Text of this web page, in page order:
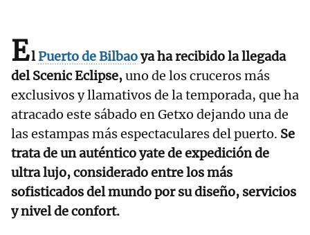
ElPuerto de Bilbaoya ha recibido la llegada
del Scenic Eclipse,uno de los cruceros más
exclusivos y llamativos de la temporada, que ha
atracado este sábado en Getxo dejando una de
las estampas más espectaculares del puerto. Se
trata de un auténtico yate de expedición de
ultra lujo, considerado entre los más
sofisticados del mundo por su diseño, servicios
y nivel de confort.